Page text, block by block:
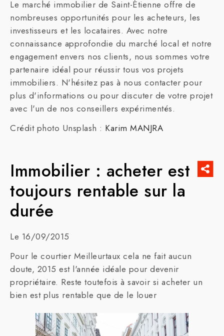
Le marché immobilier de Saint-Étienne offre de
nombreuses opportunités pour les acheteurs, les
investisseurs et les locataires. Avec notre
connaissance approfondie du marché local et notre
engagement envers nos clients, nous sommes votre
partenaire idéal pour réussir tous vos projets
immobiliers. N'hésitez pas à nous contacter pour
plus d'informations ou pour discuter de votre projet
avec l'un de nos conseillers expérimentés.
Crédit photo Unsplash : Karim MANJRA
Immobilier : acheter est
toujours rentable sur la
durée
Le 16/09/2015
Pour le courtier Meilleurtaux cela ne fait aucun
doute, 2015 est l'année idéale pour devenir
propriétaire. Reste toutefois à savoir si acheter un
bien est plus rentable que de le louer